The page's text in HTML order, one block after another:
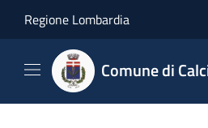
Regione Lombardia
Comune di